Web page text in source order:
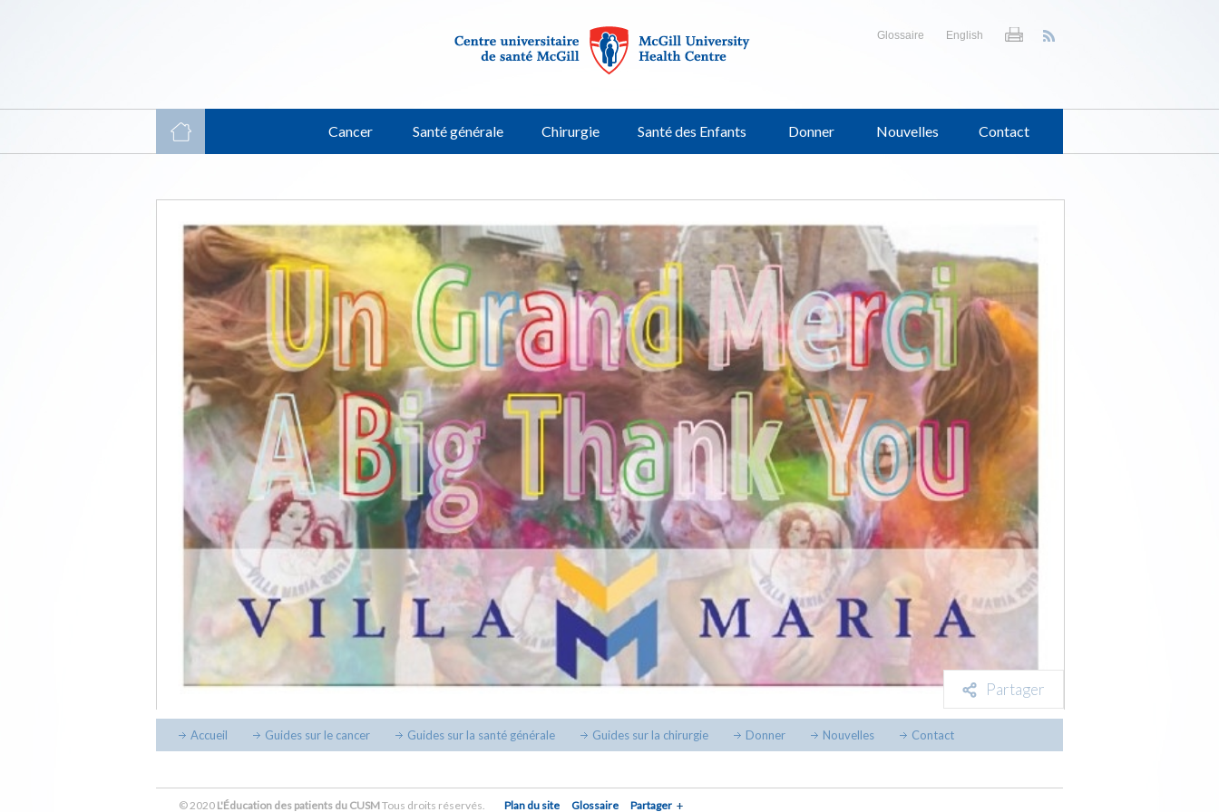
Glossaire English
Cancer Santé générale Chirurgie Santé des Enfants Donner Nouvelles Contact
Partager
Accueil Guides sur le cancer Guides sur la santé générale Guides sur la chirurgie Donner Nouvelles Contact
© 2020 L'Éducation des patients du CUSMTous droits réservés. Plan du site Glossaire Partager